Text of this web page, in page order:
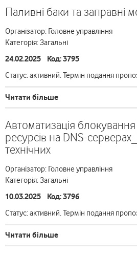
Паливні баки та заправні
Організатор: Головне управління
Категорія: Загальні
24.02.2025 Код: 3795
Статус: активний. Термін подання
Читати більше
Автоматизація блокування
ресурсів на DNS-
технічних
Організатор: Головне управління
Категорія: Загальні
10.03.2025 Код: 3796
Статус: активний. Термін подання
Читати більше